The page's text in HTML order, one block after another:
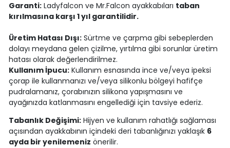
Garanti:Ladyfalcon ve Mr.Falcon ayakkabıları taban
kırılmasına karşı 1 yıl garantilidir.
Üretim Hatası Dışı:Sürtme ve çarpma gibi sebeplerden
dolayı meydana gelen çizilme, yırtılma gibi sorunlar üretim
hatası olarak değerlendirilmez.
Kullanım İpucu:Kullanım esnasında ince ve/veya ipeksi
çorap ile kullanmanızı ve/veya silikonlu bölgeyi hafifçe
pudralamanız, çorabınızın silikona yapışmasını ve
ayağınızda katlanmasını engellediği için tavsiye ederiz.
Tabanlık Değişimi:Hijyen ve kullanım rahatlığı sağlaması
açısından ayakkabının içindeki deri tabanlığınızı yaklaşık 6
ayda bir yenilemeniz önerilir.